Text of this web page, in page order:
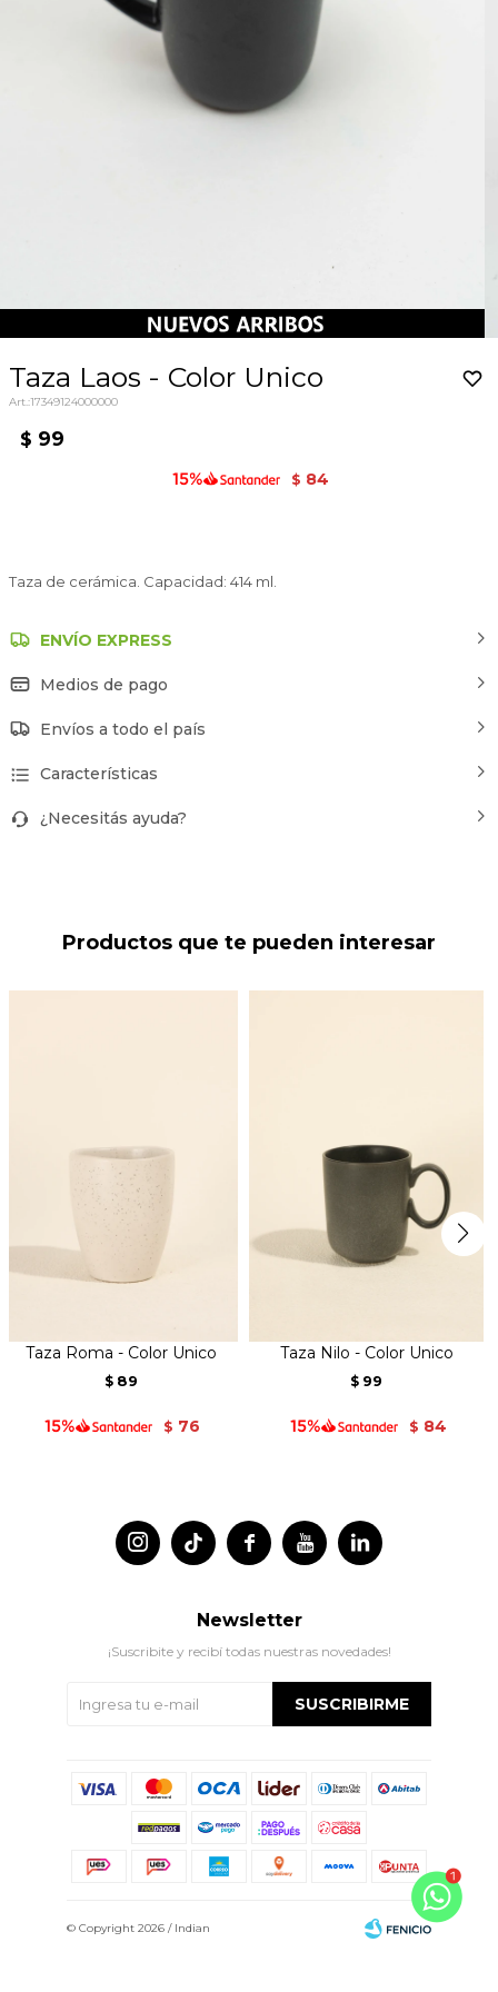
Taza Laos - Color Unico
17349124000000
$ 99
$ 84
Taza de cerámica. Capacidad: 414 ml.
ENVÍO EXPRESS
Medios de pago
Envíos a todo el país
Características
¿Necesitás ayuda?
Productos que te pueden interesar
Taza Roma - Color Unico
$ 89
$ 76
Taza Nilo - Color Unico
$ 99
$ 84
 
 
Newsletter
¡Suscribite y recibí todas nuestras novedades!
SUSCRIBIRME
© Copyright 2026 / Indian